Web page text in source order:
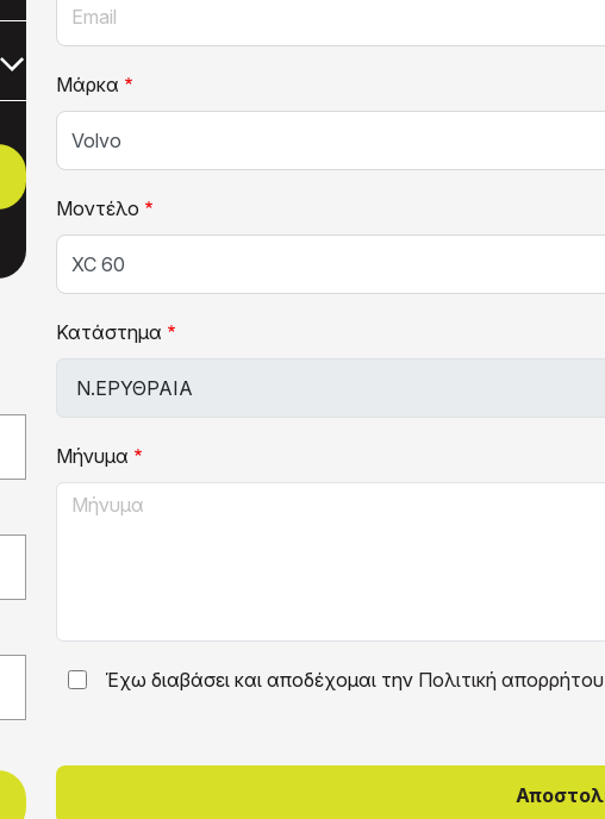
Μάρκα
Μοντέλο
Κατάστημα
Μήνυμα
Έχω διαβάσει και αποδέχομαι την Πολιτική απορρήτου